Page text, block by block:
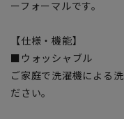
ーフォーマルです。
【仕様・機能】
■ウォッシャブル
ご家庭で洗濯機による
ださい。